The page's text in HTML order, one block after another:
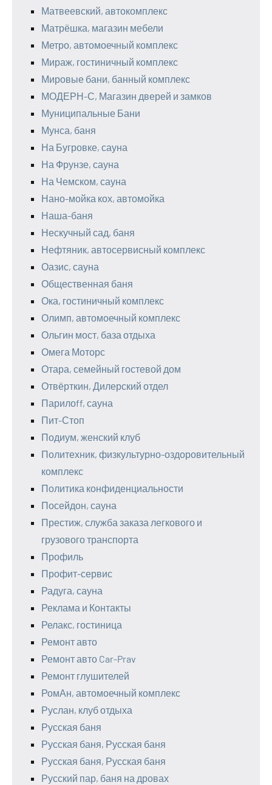
Матвеевский, автокомплекс
Матрёшка, магазин мебели
Метро, автомоечный комплекс
Мираж, гостиничный комплекс
Мировые бани, банный комплекс
МОДЕРН-С, Магазин дверей и замков
Муниципальные Бани
Мунса, баня
На Бугровке, сауна
На Фрунзе, сауна
На Чемском, сауна
Нано-мойка кох, автомойка
Наша-баня
Нескучный сад, баня
Нефтяник, автосервисный комплекс
Оазис, сауна
Общественная баня
Ока, гостиничный комплекс
Олимп, автомоечный комплекс
Ольгин мост, база отдыха
Омега Моторс
Отара, семейный гостевой дом
Отвёрткин, Дилерский отдел
Парилоff, сауна
Пит-Стоп
Подиум, женский клуб
Политехник, физкультурно-оздоровительный
комплекс
Политика конфиденциальности
Посейдон, сауна
Престиж, служба заказа легкового и
грузового транспорта
Профиль
Профит-сервис
Радуга, сауна
Реклама и Контакты
Релакс, гостиница
Ремонт авто
Ремонт авто Car-Prav
Ремонт глушителей
РомАн, автомоечный комплекс
Руслан, клуб отдыха
Русская баня
Русская баня, Русская баня
Русская баня, Русская баня
Русский пар, баня на дровах